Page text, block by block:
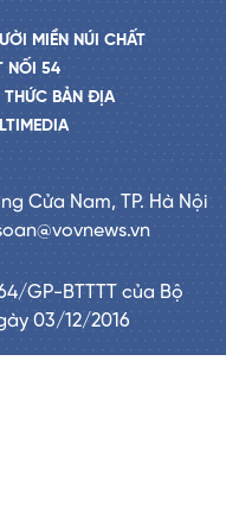
MIỀN NÚI CHẤT
NỐI 54
THỨC BẢN ĐỊA
Cửa Nam, TP. Hà Nội
GP-BTTTT của Bộ
03/12/2016